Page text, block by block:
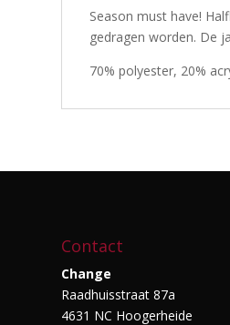
Season must have!
gedragen worden. De
70% polyester, 20%
Contact
Change
Raadhuisstraat 87a
4631 NC Hoogerheide